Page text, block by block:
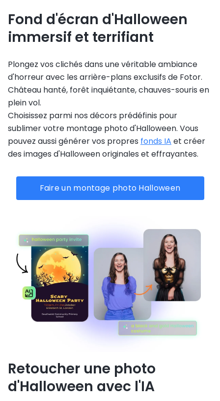
Fond d'écran d'Halloween
immersif et terrifiant
Plongez vos clichés dans une véritable ambiance
d'horreur avec les arrière-plans exclusifs de Fotor.
Château hanté, forêt inquiétante, chauves-souris en
plein vol.
Choisissez parmi nos décors prédéfinis pour
sublimer votre montage photo d'Halloween. Vous
pouvez aussi générer vos propres fonds IA et créer
des images d'Halloween originales et effrayantes.
Faire un montage photo Halloween
Retoucher une photo
d'Halloween avec l'IA